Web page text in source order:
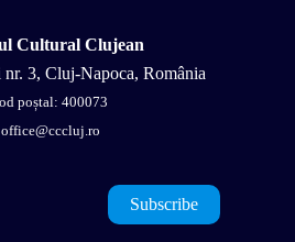
Cultural Clujean
nr. 3, Cluj-Napoca, România
poștal: 400073
office@cccluj.ro
Subscribe